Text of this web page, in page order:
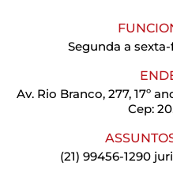
Segunda a sexta-
Av. Rio Branco, 277, 17º
Cep:
(21) 99456-1290